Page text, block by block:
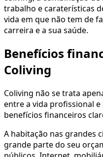
trabalho e caraterísticas
vida em que não tem de
carreira e a sua saúde.
Benefícios
Coliving
Coliving não se trata
entre a vida profissional
benefícios financeiros
A habitação nas grandes
grande parte do seu